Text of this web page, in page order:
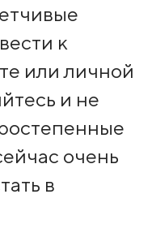
к
или личной
и не
очень
в